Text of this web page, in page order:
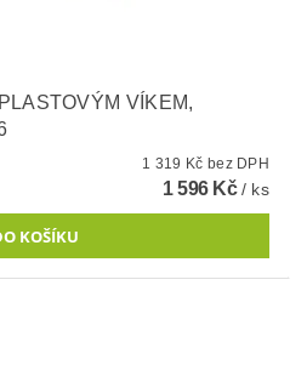
VÍKEM,
1 319 Kč bez DPH
1 596 Kč/ ks